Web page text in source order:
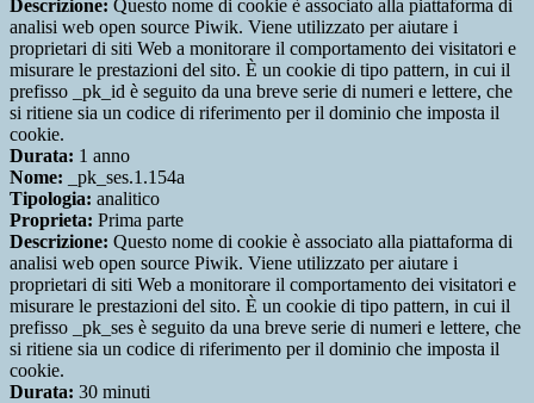
Descrizione: Questo nome di cookie è associato alla piattaforma di
analisi web open source Piwik. Viene utilizzato per aiutare i
proprietari di siti Web a monitorare il comportamento dei visitatori e
misurare le prestazioni del sito. È un cookie di tipo pattern, in cui il
prefisso _pk_id è seguito da una breve serie di numeri e lettere, che
si ritiene sia un codice di riferimento per il dominio che imposta il
cookie.
Durata: 1 anno
Nome: _pk_ses.1.154a
Tipologia: analitico
Proprieta: Prima parte
Descrizione: Questo nome di cookie è associato alla piattaforma di
analisi web open source Piwik. Viene utilizzato per aiutare i
proprietari di siti Web a monitorare il comportamento dei visitatori e
misurare le prestazioni del sito. È un cookie di tipo pattern, in cui il
prefisso _pk_ses è seguito da una breve serie di numeri e lettere, che
si ritiene sia un codice di riferimento per il dominio che imposta il
cookie.
Durata: 30 minuti